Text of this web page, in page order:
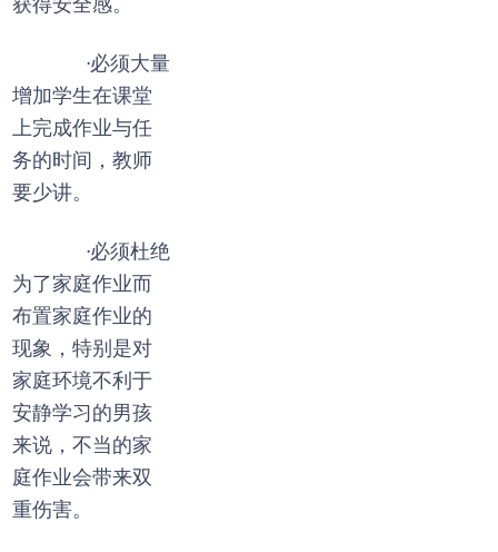
·必须大量
增加学生在课堂
上完成作业与任
务的时间，教师
要少讲。
·必须杜绝
为了家庭作业而
布置家庭作业的
现象，特别是对
家庭环境不利于
安静学习的男孩
来说，不当的家
庭作业会带来双
重伤害。